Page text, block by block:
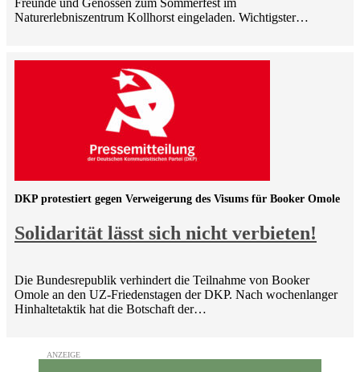
Freunde und Genossen zum Sommerfest im
Naturerlebniszentrum Kollhorst eingeladen. Wichtigster…
Solidarität lässt sich nicht verbieten!
DKP protestiert gegen Verweigerung des Visums für Booker Omole
Die Bundesrepublik verhindert die Teilnahme von Booker
Omole an den UZ-Friedenstagen der DKP. Nach wochenlanger
Hinhaltetaktik hat die Botschaft der…